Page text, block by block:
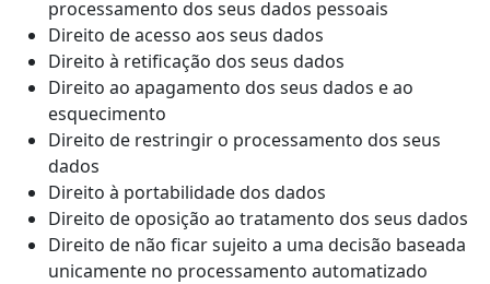
processamento dos seus dados pessoais
Direito de acesso aos seus dados
Direito à retificação dos seus dados
Direito ao apagamento dos seus dados e ao
esquecimento
Direito de restringir o processamento dos seus
dados
Direito à portabilidade dos dados
Direito de oposição ao tratamento dos seus dados
Direito de não ficar sujeito a uma decisão baseada
unicamente no processamento automatizado